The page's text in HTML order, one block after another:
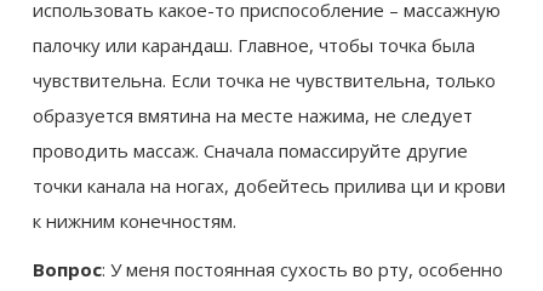
использовать какое-то приспособление – массажную
палочку или карандаш. Главное, чтобы точка была
чувствительна. Если точка не чувствительна, только
образуется вмятина на месте нажима, не следует
проводить массаж. Сначала помассируйте другие
точки канала на ногах, добейтесь прилива ци и крови
к нижним конечностям.
Вопрос: У меня постоянная сухость во рту, особенно